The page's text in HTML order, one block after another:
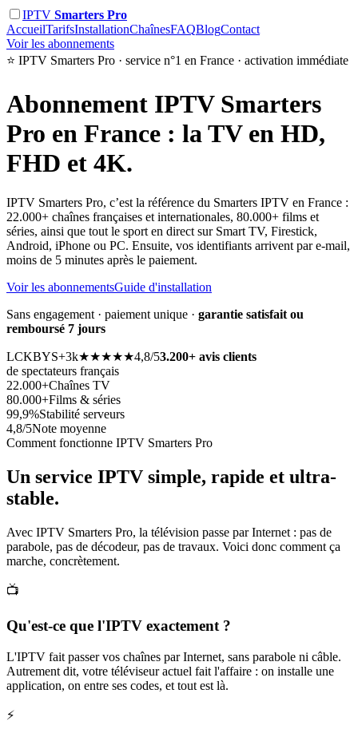
IPTV Smarters Pro
AccueilTarifsInstallationChaînesFAQBlogContact
Voir les abonnements
⭐ IPTV Smarters Pro · service n°1 en France · activation immédiate
Abonnement IPTV Smarters
Pro en France : la TV en HD,
FHD et 4K.
IPTV Smarters Pro, c’est la référence du Smarters IPTV en France :
22.000+ chaînes françaises et internationales, 80.000+ films et
séries, ainsi que tout le sport en direct sur Smart TV, Firestick,
Android, iPhone ou PC. Ensuite, vos identifiants arrivent par e-mail,
moins de 5 minutes après le paiement.
Voir les abonnementsGuide d'installation
Sans engagement · paiement unique · garantie satisfait ou
remboursé 7 jours
LCKBYS+3k★★★★★4,8/53.200+ avis clients
de spectateurs français
22.000+Chaînes TV
80.000+Films & séries
99,9%Stabilité serveurs
4,8/5Note moyenne
Comment fonctionne IPTV Smarters Pro
Un service IPTV simple, rapide et ultra-
stable.
Avec IPTV Smarters Pro, la télévision passe par Internet : pas de
parabole, pas de décodeur, pas de travaux. Voici donc comment ça
marche, concrètement.
📺
Qu'est-ce que l'IPTV exactement ?
L'IPTV fait passer vos chaînes par Internet, sans parabole ni câble.
Autrement dit, votre téléviseur actuel fait l'affaire : on installe une
application, on entre ses codes, et tout est là.
⚡